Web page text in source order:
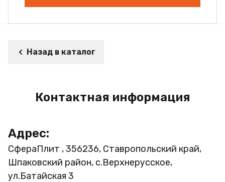
Назад в каталог
Контактная информация
Адрес:
СфераПлит , 356236, Ставропольский край,
Шпаковский район, с.Верхнерусское,
ул.Батайская 3